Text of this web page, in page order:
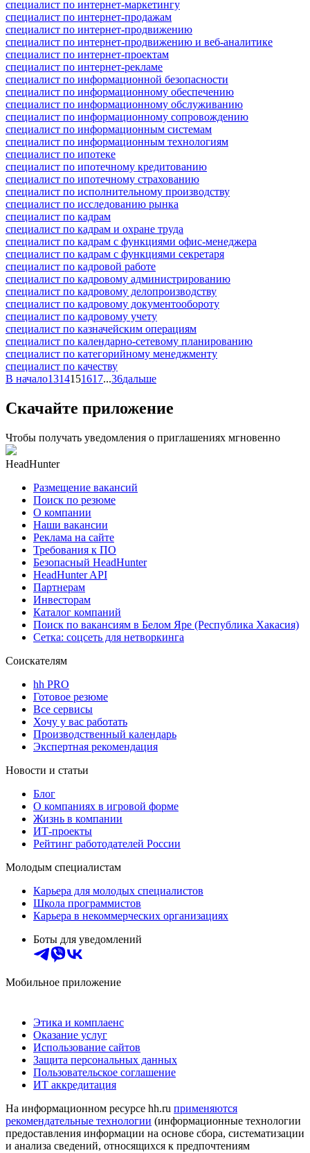
специалист по интернет-маркетингу
специалист по интернет-продажам
специалист по интернет-продвижению
специалист по интернет-продвижению и веб-аналитике
специалист по интернет-проектам
специалист по интернет-рекламе
специалист по информационной безопасности
специалист по информационному обеспечению
специалист по информационному обслуживанию
специалист по информационному сопровождению
специалист по информационным системам
специалист по информационным технологиям
специалист по ипотеке
специалист по ипотечному кредитованию
специалист по ипотечному страхованию
специалист по исполнительному производству
специалист по исследованию рынка
специалист по кадрам
специалист по кадрам и охране труда
специалист по кадрам с функциями офис-менеджера
специалист по кадрам с функциями секретаря
специалист по кадровой работе
специалист по кадровому администрированию
специалист по кадровому делопроизводству
специалист по кадровому документообороту
специалист по кадровому учету
специалист по казначейским операциям
специалист по календарно-сетевому планированию
специалист по категорийному менеджменту
специалист по качеству
В начало1314151617...36дальше
Скачайте приложение
Чтобы получать уведомления о приглашениях мгновенно
HeadHunter
Размещение вакансий
Поиск по резюме
О компании
Наши вакансии
Реклама на сайте
Требования к ПО
Безопасный HeadHunter
HeadHunter API
Партнерам
Инвесторам
Каталог компаний
Поиск по вакансиям в Белом Яре (Республика Хакасия)
Сетка: соцсеть для нетворкинга
Соискателям
hh PRO
Готовое резюме
Все сервисы
Хочу у вас работать
Производственный календарь
Экспертная рекомендация
Новости и статьи
Блог
О компаниях в игровой форме
Жизнь в компании
ИТ-проекты
Рейтинг работодателей России
Молодым специалистам
Карьера для молодых специалистов
Школа программистов
Карьера в некоммерческих организациях
Боты для уведомлений
Мобильное приложение
Этика и комплаенс
Оказание услуг
Использование сайтов
Защита персональных данных
Пользовательское соглашение
ИТ аккредитация
На информационном ресурсе hh.ru применяются
рекомендательные технологии (информационные технологии
предоставления информации на основе сбора, систематизации
и анализа сведений, относящихся к предпочтениям